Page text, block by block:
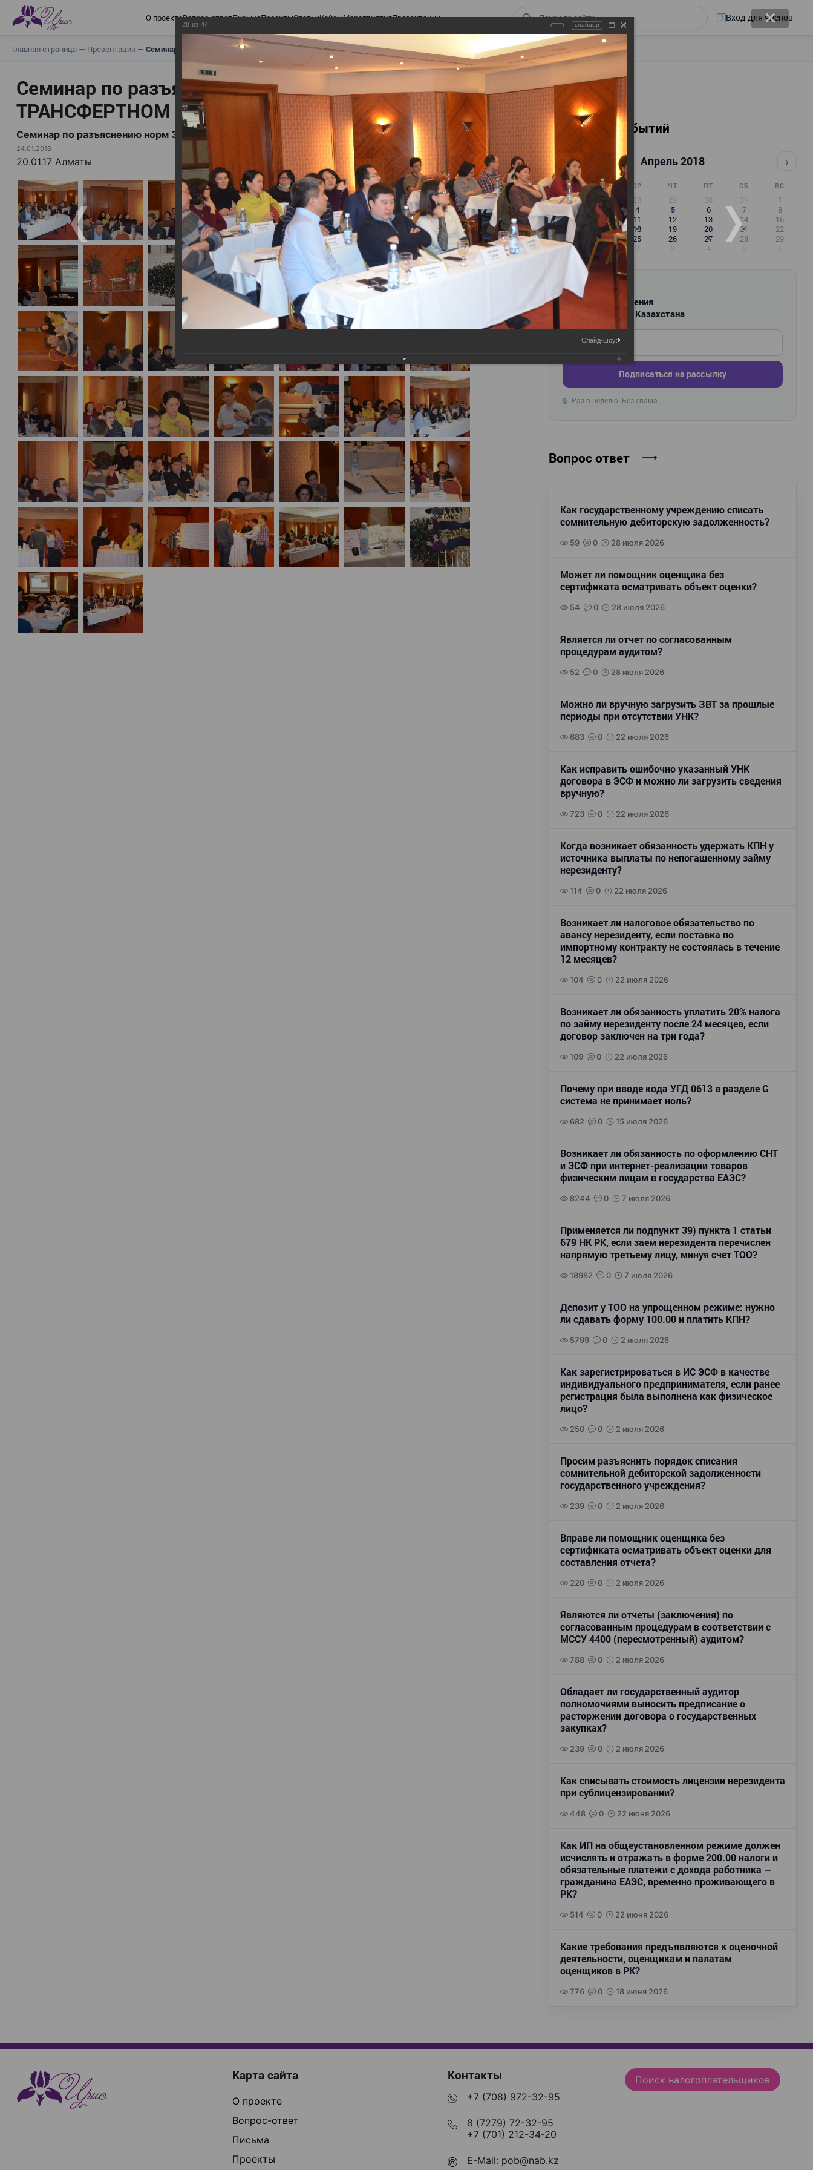
О проектеВопрос-ответПисьмаПроектыСтатьиКейсыМероприятияПрезентации Вход для членов
Главная страница — Презентации — Семинар по разъяснению норм Закона «О ТРАНСФЕРТНОМ ЦЕНООБРАЗОВАНИИ»
Семинар по разъяснению норм Закона «О
ТРАНСФЕРТНОМ ЦЕНООБРАЗОВАНИИ»
Семинар по разъяснению норм Закона «О ТРАНСФЕРТНОМ ЦЕНООБРАЗОВАНИИ»
24.01.2018
20.01.17 Алматы
Календарь событий
Апрель 2018 ›
ПН ВТ СР ЧТ ПТ СБ ВС
26 27 28 29 30 31
1
3 4 5 6 7
8
9
10 11 12 13 14
15
16
17 18 19 20 21
22
23
24 25 26 27 28
29
30
1 2 3 4 5 6
РАССЫЛКА
Новости и изменения
для бухгалтеров Казахстана
Введите ваш e-mail
Подписаться на рассылку
🔒 Раз в неделю. Без спама.
Вопрос ответ
Как государственному учреждению списать
сомнительную дебиторскую задолженность?
59 0 28 июля 2026
Может ли помощник оценщика без
сертификата осматривать объект оценки?
54 0 28 июля 2026
Является ли отчет по согласованным
процедурам аудитом?
52 0 28 июля 2026
Можно ли вручную загрузить ЗВТ за прошлые
периоды при отсутствии УНК?
683 0 22 июля 2026
Как исправить ошибочно указанный УНК
договора в ЭСФ и можно ли загрузить сведения
вручную?
723 0 22 июля 2026
Когда возникает обязанность удержать КПН у
источника выплаты по непогашенному займу
нерезиденту?
114 0 22 июля 2026
Возникает ли налоговое обязательство по
авансу нерезиденту, если поставка по
импортному контракту не состоялась в течение
12 месяцев?
104 0 22 июля 2026
Возникает ли обязанность уплатить 20% налога
по займу нерезиденту после 24 месяцев, если
договор заключен на три года?
109 0 22 июля 2026
Почему при вводе кода УГД 0613 в разделе G
система не принимает ноль?
682 0 15 июля 2026
Возникает ли обязанность по оформлению СНТ
и ЭСФ при интернет-реализации товаров
физическим лицам в государства ЕАЭС?
8244 0 7 июля 2026
Применяется ли подпункт 39) пункта 1 статьи
679 НК РК, если заем нерезидента перечислен
напрямую третьему лицу, минуя счет ТОО?
18982 0 7 июля 2026
Депозит у ТОО на упрощенном режиме: нужно
ли сдавать форму 100.00 и платить КПН?
5799 0 2 июля 2026
Как зарегистрироваться в ИС ЭСФ в качестве
индивидуального предпринимателя, если ранее
регистрация была выполнена как физическое
лицо?
250 0 2 июля 2026
Просим разъяснить порядок списания
сомнительной дебиторской задолженности
государственного учреждения?
239 0 2 июля 2026
Вправе ли помощник оценщика без
сертификата осматривать объект оценки для
составления отчета?
220 0 2 июля 2026
Являются ли отчеты (заключения) по
согласованным процедурам в соответствии с
МССУ 4400 (пересмотренный) аудитом?
788 0 2 июля 2026
Обладает ли государственный аудитор
полномочиями выносить предписание о
расторжении договора о государственных
закупках?
239 0 2 июля 2026
Как списывать стоимость лицензии нерезидента
при сублицензировании?
448 0 22 июня 2026
Как ИП на общеустановленном режиме должен
исчислять и отражать в форме 200.00 налоги и
обязательные платежи с дохода работника —
гражданина ЕАЭС, временно проживающего в
РК?
514 0 22 июня 2026
Какие требования предъявляются к оценочной
деятельности, оценщикам и палатам
оценщиков в РК?
776 0 18 июня 2026
Карта сайта
О проекте
Вопрос-ответ
Письма
Проекты
Контакты
+7 (708) 972-32-95
8 (7279) 72-32-95
+7 (701) 212-34-20
E-Mail: pob@nab.kz
Поиск налогоплательщиков
28 из 44 слайдер
Слайд-шоу: